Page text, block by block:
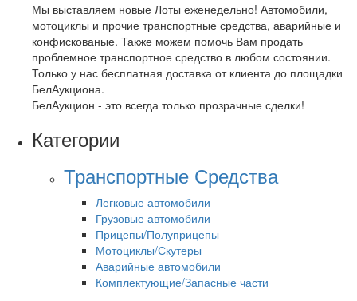
Мы выставляем новые Лоты еженедельно! Автомобили,
мотоциклы и прочие транспортные средства, аварийные и
конфискованые. Также можем помочь Вам продать
проблемное транспортное средство в любом состоянии.
Только у нас бесплатная доставка от клиента до площадки
БелАукциона.
БелАукцион - это всегда только прозрачные сделки!
Категории
Транспортные Средства
Легковые автомобили
Грузовые автомобили
Прицепы/Полуприцепы
Мотоциклы/Скутеры
Аварийные автомобили
Комплектующие/Запасные части